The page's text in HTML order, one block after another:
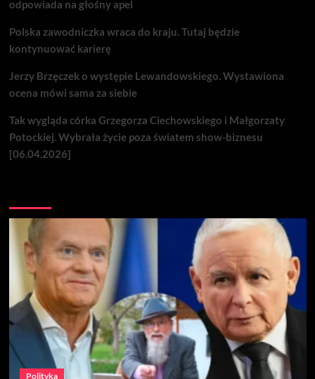
odpowiada na głośny apel
Polska zawodniczka wraca do kraju. Tutaj będzie
kontynuować karierę
Jerzy Brzęczek o występie Lewandowskiego. Wystawiona
ocena mówi sama za siebie
Tak wygląda córka Grzegorza Ciechowskiego i Małgorzaty
Potockiej. Wybrała życie poza światem show-biznesu
[06.04.2026]
Polityka